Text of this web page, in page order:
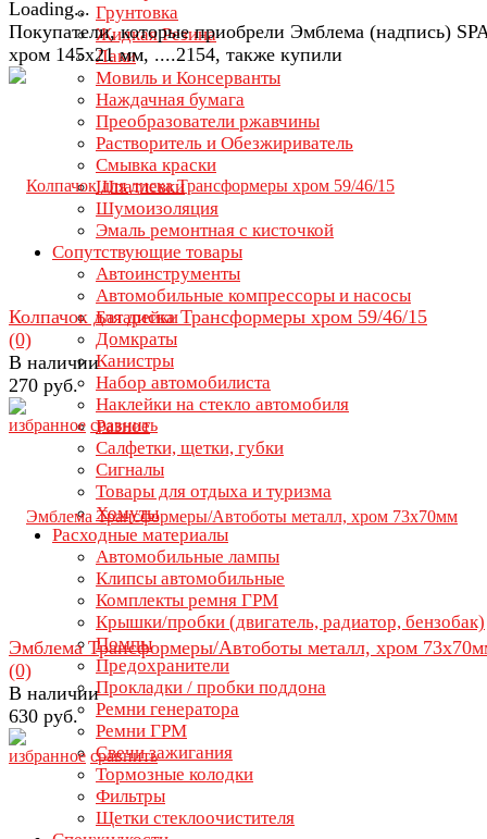
Грунтовка
Жидкая Резина
Лаки
Мовиль и Консерванты
Наждачная бумага
Преобразователи ржавчины
Растворитель и Обезжириватель
Смывка краски
Шпатлевки
Шумоизоляция
Эмаль ремонтная с кисточкой
Сопутствующие товары
Автоинструменты
Автомобильные компрессоры и насосы
Батарейки
Домкраты
Канистры
Набор автомобилиста
Наклейки на стекло автомобиля
Разное
Салфетки, щетки, губки
Сигналы
Товары для отдыха и туризма
Хомуты
Расходные материалы
Автомобильные лампы
Клипсы автомобильные
Комплекты ремня ГРМ
Крышки/пробки (двигатель, радиатор, бензобак)
Помпы
Предохранители
Прокладки / пробки поддона
Ремни генератора
Ремни ГРМ
Свечи зажигания
Тормозные колодки
Фильтры
Щетки стеклоочистителя
Покупатели, которые приобрели Эмблема (надпись)
хром 145х21 мм, ....2154, также купили
избранное сравнить
Колпачок для диска Трансформеры хром 59/46/15
(0)
В наличии
270 руб.
избранное сравнить
Эмблема Трансформеры/Автоботы металл, хром
(0)
В наличии
630 руб.